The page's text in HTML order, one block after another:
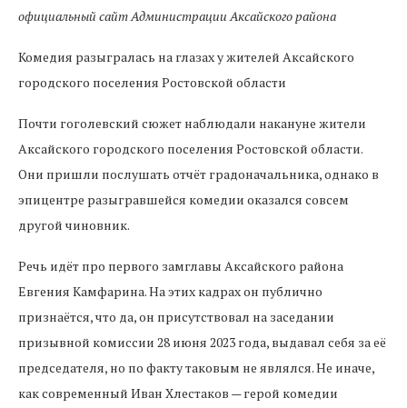
официальный сайт Администрации Аксайского района
Комедия разыгралась на глазах у жителей Аксайского
городского поселения Ростовской области
Почти гоголевский сюжет наблюдали накануне жители
Аксайского городского поселения Ростовской области.
Они пришли послушать отчёт градоначальника, однако в
эпицентре разыгравшейся комедии оказался совсем
другой чиновник.
Речь идёт про первого замглавы Аксайского района
Евгения Камфарина. На этих кадрах он публично
признаётся, что да, он присутствовал на заседании
призывной комиссии 28 июня 2023 года, выдавал себя за её
председателя, но по факту таковым не являлся. Не иначе,
как современный Иван Хлестаков — герой комедии